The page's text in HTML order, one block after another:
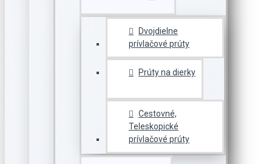
Dvojdielne
prívlačové prúty
Prúty na dierky
Cestovné,
Teleskopické
prívlačové prúty